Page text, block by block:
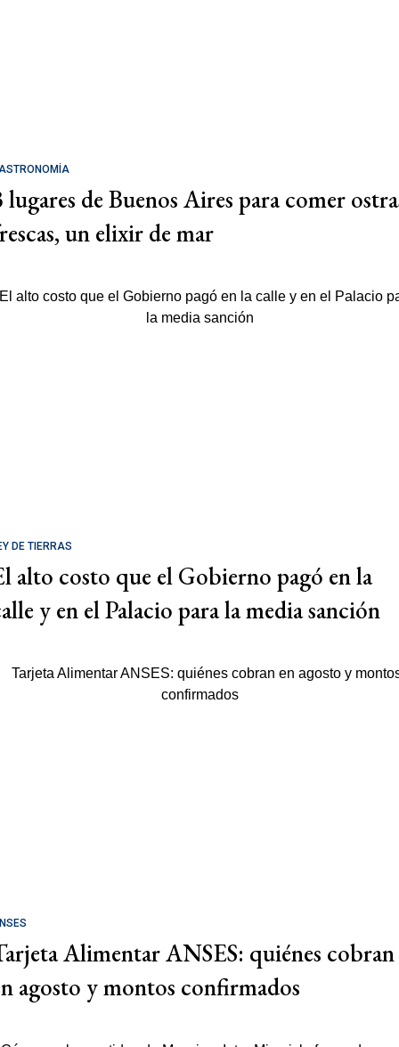
lugares de Buenos Aires para comer
un elixir de mar
DE TIERRAS
alto costo que el Gobierno pagó en la
y en el Palacio para la media sanción
Alimentar ANSES: quiénes cobran
agosto y montos confirmados